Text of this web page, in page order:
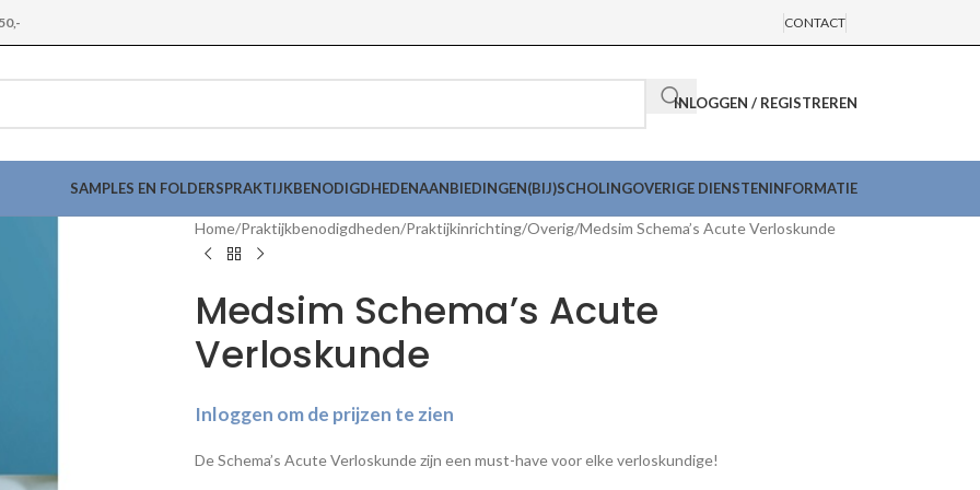
CONTACT
INLOGGEN / REGISTREREN
SAMPLES EN FOLDERSPRAKTIJKBENODIGDHEDENAANBIEDINGEN(BIJ)SCHOLINGOVERIGE DIENSTENINFORMATIE
Home Praktijkbenodigdheden Praktijkinrichting Overig Medsim Schema’s Acute Verloskunde
Medsim Schema’s Acute
Verloskunde
Inloggen om de prijzen te zien
De Schema’s Acute Verloskunde zijn een must-have voor elke verloskundige!